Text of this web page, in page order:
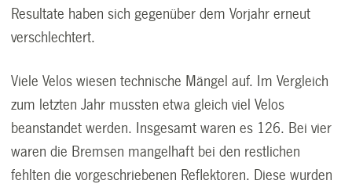
Resultate haben sich gegenüber dem Vorjahr erneut
verschlechtert.
Viele Velos wiesen technische Mängel auf. Im Vergleich
zum letzten Jahr mussten etwa gleich viel Velos
beanstandet werden. Insgesamt waren es 126. Bei vier
waren die Bremsen mangelhaft bei den restlichen
fehlten die vorgeschriebenen Reflektoren. Diese wurden